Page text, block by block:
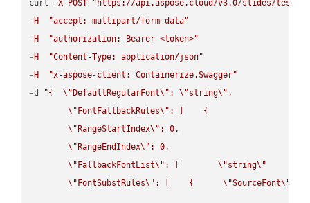
curl
-X POST
"https://api.aspose.cloud/v3.0/slides/test-
- H
"accept: multipart/form-data"
- H
"authorization: Bearer <token>"
- H
"Content-Type: application/json"
- H
"x-aspose-client: Containerize.Swagger"
-d "{ \" DefaultRegularFont\" : \"string\" ,
\" FontFallbackRules\" : [    {
\" RangeStartIndex\" : 0,
\" RangeEndIndex\" : 0,
\" FallbackFontList\" : [ \"string\"
\" FontSubstRules\" : [    { \"SourceFont\"